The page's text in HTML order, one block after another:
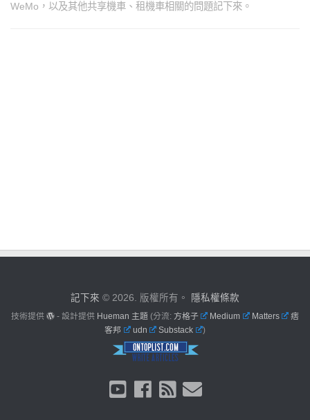
WeMo，以及其他共享機車、租機車相關的問題記下來。
記下來 © 2026. 版權所有。 隱私權條款
技術提供 - 設計提供 Hueman 主題 (分流: 方格子 Medium Matters
痞
客邦
udn Substack )